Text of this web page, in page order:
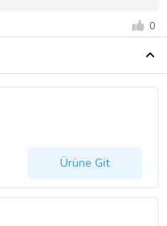
0
Ürüne Git